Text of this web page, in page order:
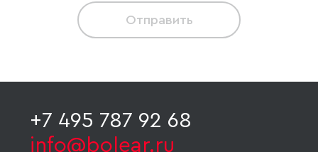
Отправить
+7 495 787 92 68
info@bolear.ru